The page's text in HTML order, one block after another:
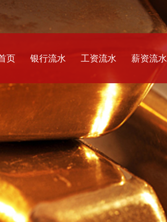
页 银行流水 工资流水 薪资流水